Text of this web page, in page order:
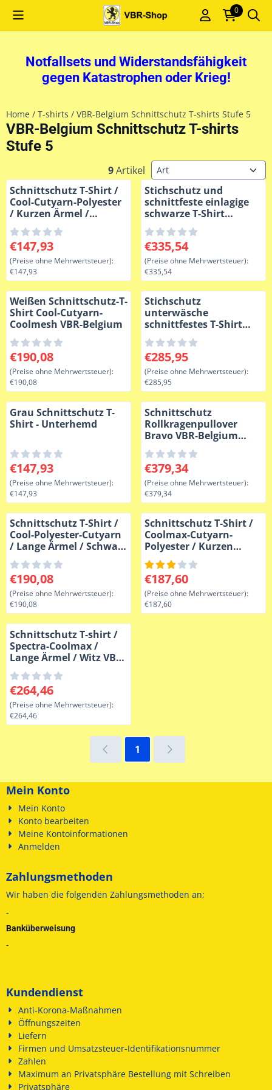
Cookie-Einstellungen sind derzeit geschlossen. 0
Notfallsets und Widerstandsfähigkeit
gegen Katastrophen oder Krieg!
Home / T-shirts / VBR-Belgium Schnittschutz T-shirts Stufe 5
VBR-Belgium Schnittschutz T-shirts
Stufe 5
9Artikel Sortiermethode
Schnittschutz T-Shirt /
Cool-Cutyarn-Polyester
/ Kurzen Ärmel /
Schwarz VBR-Belgium
Preis: 147,93, ohne MwSt.: 147,93
€147,93
(Preise ohne Mehrwertsteuer):
€147,93
Stichschutz und
schnittfeste einlagige
schwarze T-Shirt
Unterhemd
Preis: 335,54, ohne MwSt.:
€335,54
(Preise ohne Mehrwertsteuer):
€335,54
Weißen Schnittschutz-T-
Shirt Cool-Cutyarn-
Coolmesh VBR-Belgium
Preis: 190,08, ohne MwSt.: 190,08
€190,08
(Preise ohne Mehrwertsteuer):
€190,08
Stichschutz
unterwäsche
schnittfestes T-Shirt
grau Level 5+
splitterfest VBR-Belgien
Preis: 285,95, ohne MwSt.:
€285,95
(Preise ohne Mehrwertsteuer):
€285,95
Grau Schnittschutz T-
Shirt - Unterhemd
Preis: 147,93, ohne MwSt.: 147,93
€147,93
(Preise ohne Mehrwertsteuer):
€147,93
Schnittschutz
Rollkragenpullover
Bravo VBR-Belgium
schwarz lvl5
Preis: 379,34, ohne MwSt.:
€379,34
(Preise ohne Mehrwertsteuer):
€379,34
Schnittschutz T-Shirt /
Cool-Polyester-Cutyarn
/ Lange Ärmel / Schwarz
VBR-Belgium
Preis: 190,08, ohne MwSt.: 190,08
€190,08
(Preise ohne Mehrwertsteuer):
€190,08
Schnittschutz T-Shirt /
Coolmax-Cutyarn-
Polyester / Kurzen
Ärmel / Schwarz
Preis: 187,60, ohne MwSt.:
€187,60
(Preise ohne Mehrwertsteuer):
€187,60
Schnittschutz T-shirt /
Spectra-Coolmax /
Lange Ärmel / Witz VBR-
Belgium
Preis: 264,46, ohne MwSt.: 264,46
€264,46
(Preise ohne Mehrwertsteuer):
€264,46
1
Mein Konto
Mein Konto
Konto bearbeiten
Meine Kontoinformationen
Anmelden
Zahlungsmethoden
Wir haben die folgenden Zahlungsmethoden an;
-
Banküberweisung
-
Kundendienst
Anti-Korona-Maßnahmen
Öffnungszeiten
Liefern
Firmen und Umsatzsteuer-Identifikationsnummer
Zahlen
Maximum an Privatsphäre Bestellung mit Schreiben
Privatsphäre